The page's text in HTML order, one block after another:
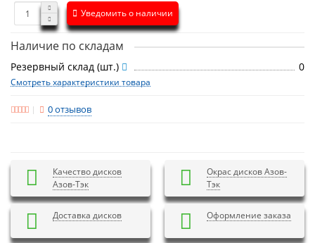
Уведомить о наличии
Наличие по складам
Резервный склад (шт.) 0
Смотреть характеристики товара
0 отзывов
Качество дисков
Азов-Тэк
Окрас дисков Азов-
Тэк
Доставка дисков Оформление заказа